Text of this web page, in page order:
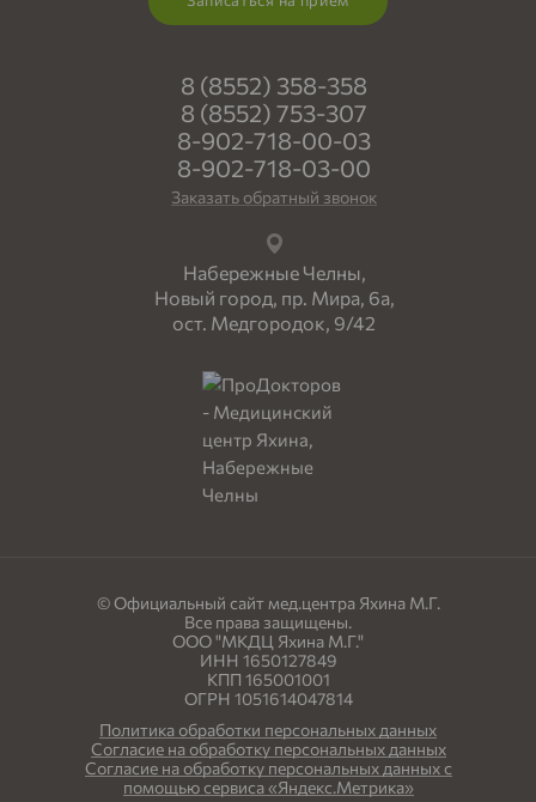
8 (8552) 358-358
8 (8552) 753-307
8-902-718-00-03
8-902-718-03-00
Заказать обратный звонок
Набережные Челны,
Новый город, пр. Мира, 6а,
ост. Медгородок, 9/42
© Официальный сайт мед.центра Яхина М.Г.
Все права защищены.
ООО "МКДЦ Яхина М.Г."
ИНН 1650127849
КПП 165001001
ОГРН 1051614047814
Политика обработки персональных данных
Согласие на обработку персональных данных
Согласие на обработку персональных данных с
помощью сервиса «Яндекс.Метрика»